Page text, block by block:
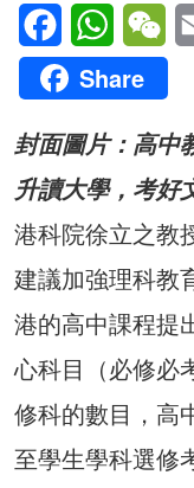
Facebook
Share
封面圖片：高中
升讀大學，考好
港科院徐立之教
建議加強理科教
港的高中課程提
心科目（必修必
修科的數目，高
至學生學科選修